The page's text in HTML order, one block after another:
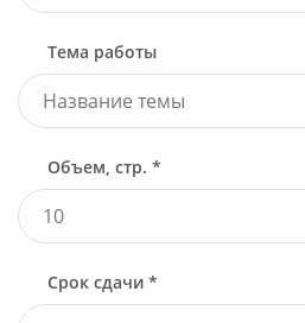
Тема работы
Объем, стр. *
Срок сдачи *